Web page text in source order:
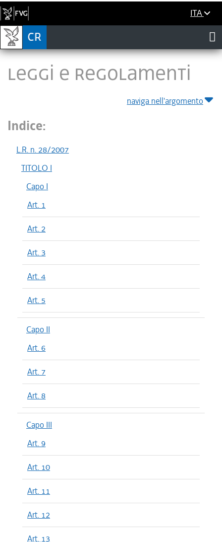
ITA
LEGGI E REGOLAMENTI
naviga nell'argomento
Indice:
L.R. n. 28/2007
TITOLO I
Capo I
Art. 1
Art. 2
Art. 3
Art. 4
Art. 5
Capo II
Art. 6
Art. 7
Art. 8
Capo III
Art. 9
Art. 10
Art. 11
Art. 12
Art. 13